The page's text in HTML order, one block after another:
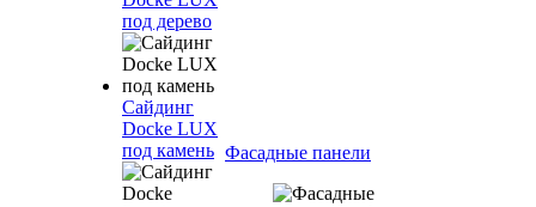
под дерево
Сайдинг
Docke LUX
под камень Фасадные панели